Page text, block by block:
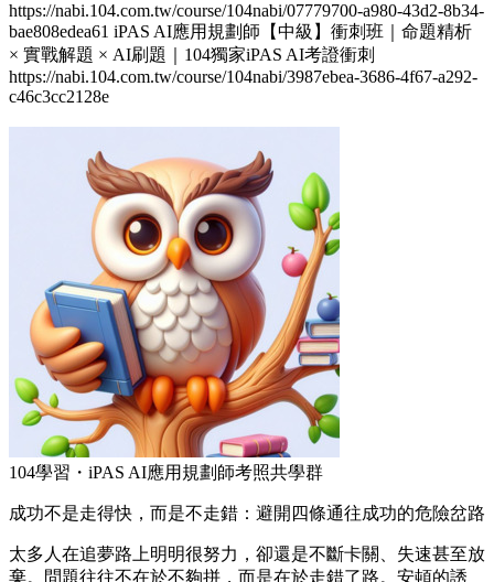
https://nabi.104.com.tw/course/104nabi/07779700-a980-43d2-8b34-
bae808edea61 iPAS AI應用規劃師【中級】衝刺班｜命題精析
× 實戰解題 × AI刷題​｜104獨家iPAS AI考證衝刺
https://nabi.104.com.tw/course/104nabi/3987ebea-3686-4f67-a292-
c46c3cc2128e
104學習・iPAS AI應用規劃師考照共學群
成功不是走得快，而是不走錯：避開四條通往成功的危險岔路
太多人在追夢路上明明很努力，卻還是不斷卡關、失速甚至放
棄。問題往往不在於不夠拼，而是在於走錯了路。安頓的誘